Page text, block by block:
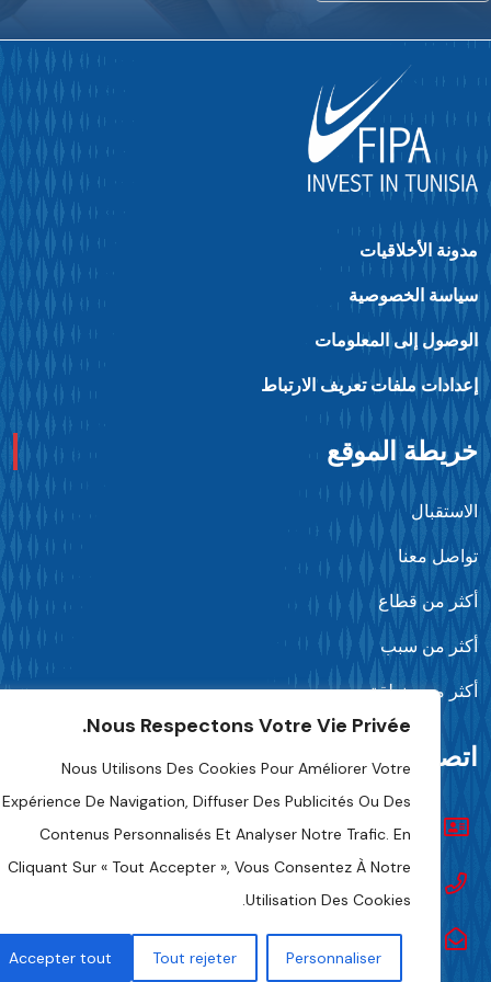
Nous Respectons Votre Vie Privée.
Nous Utilisons Des Cookies Pour Améliorer Votre
Expérience De Navigation, Diffuser Des Publicités Ou Des
Contenus Personnalisés Et Analyser Notre Trafic. En
Cliquant Sur « Tout Accepter », Vous Consentez À Notre
Utilisation Des Cookies.
Personnaliser
Tout rejeter
Accepter tout
الأخلاقيات
الخصوصية
إلى المعلومات
ملفات تعريف الارتباط
الموقع
معنا
من قطاع
من سبب
من منطقة
بنا
تواصل معنا
+216 70 241 500
Fipa.tunisia@fipa.tn